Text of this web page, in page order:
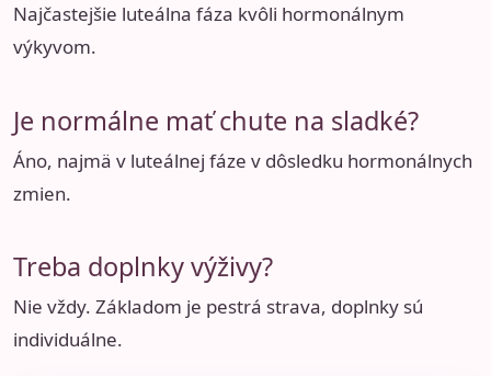
Najčastejšie luteálna fáza kvôli hormonálnym
výkyvom.
Je normálne mať chute na sladké?
Áno, najmä v luteálnej fáze v dôsledku hormonálnych
zmien.
Treba doplnky výživy?
Nie vždy. Základom je pestrá strava, doplnky sú
individuálne.